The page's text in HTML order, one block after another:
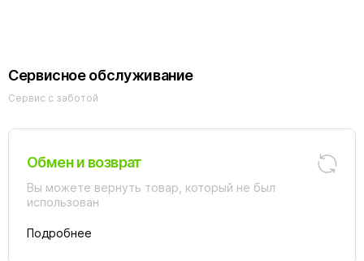
Сервисное обслуживание
Сервис с заботой
Обмен и возврат
Вы можете вернуть товар, который не был
использован
Подробнее